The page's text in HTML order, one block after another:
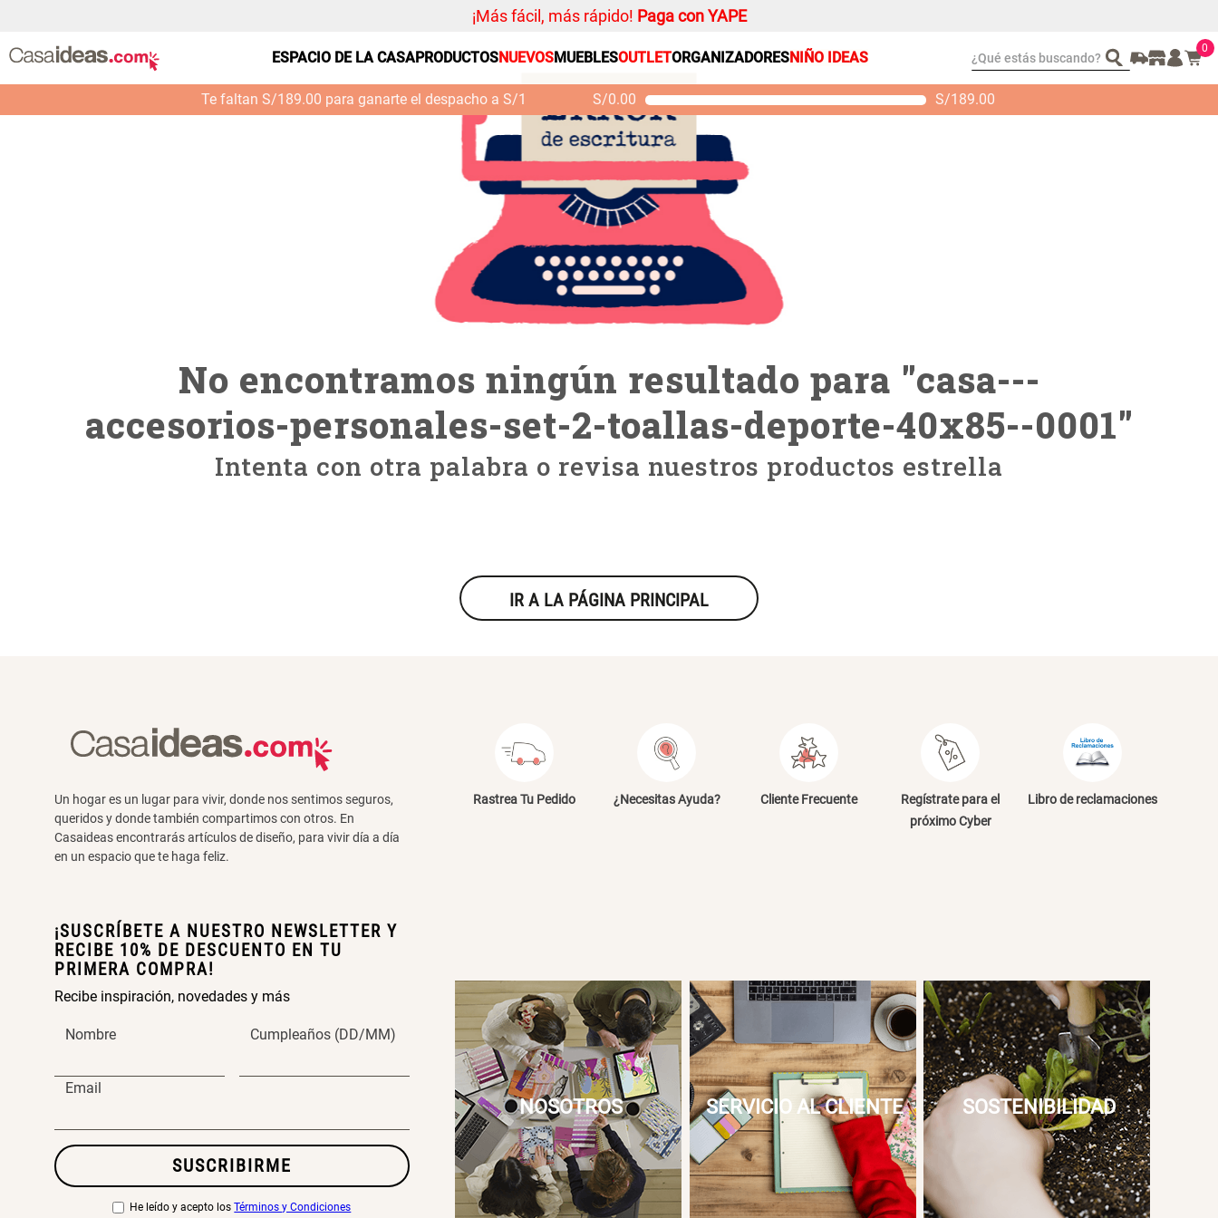
¡Más fácil, más rápido! Paga con YAPE
ESPACIO DE LA CASAPRODUCTOSNUEVOSMUEBLESOUTLETORGANIZADORESNIÑO IDEAS ¿Qué estás buscando? 0
Te faltan S/189.00 para ganarte el despacho a S/1 S/0.00 S/189.00
casa---accesorios-personales-set-2-toallas-deporte-40x85--0001
No encontramos ningún resultado para "casa---
accesorios-personales-set-2-toallas-deporte-40x85--0001"
Intenta con otra palabra o revisa nuestros productos estrella
IR A LA PÁGINA PRINCIPAL
Un hogar es un lugar para vivir, donde nos sentimos seguros,
queridos y donde también compartimos con otros. En
Casaideas encontrarás artículos de diseño, para vivir día a día
en un espacio que te haga feliz.
¡SUSCRÍBETE A NUESTRO NEWSLETTER Y
RECIBE 10% DE DESCUENTO EN TU
PRIMERA COMPRA!
Recibe inspiración, novedades y más
Nombre Cumpleaños (DD/MM)
Email
SUSCRIBIRME
He leído y acepto los Términos y Condiciones
Rastrea Tu Pedido ¿Necesitas Ayuda? Cliente Frecuente
Regístrate para el
próximo Cyber
Libro de reclamaciones
NOSOTROS SERVICIO AL CLIENTE SOSTENIBILIDAD
Mueble MDF y Madera
Bambú Inodoro con
Puerta 65x28x171 cm
S/ 349.00S/ 261.00
Organizador
Cojin
Alfombra
Niños
Almohada
Mantel
Sabanas
Platos
Individuales